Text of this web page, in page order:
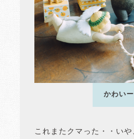
かわいー
これまたクマった・・い